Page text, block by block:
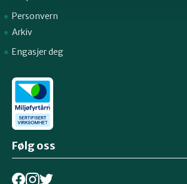
Personvern
Arkiv
Engasjer deg
Følg oss